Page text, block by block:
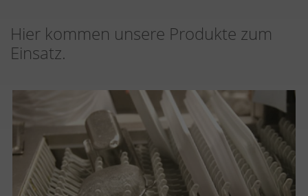
Hier kommen unsere Produkte zum
Einsatz.